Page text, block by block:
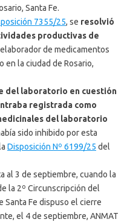
Santa Fe.
7355/25, se resolvió
productivas de
de medicamentos
en la ciudad de Rosario,
del laboratorio en cuestión
registrada como
del laboratorio
sido inhibido por esta
Disposición Nº 6199/25 del
al 3 de septiembre, cuando la
la 2º Circunscripción del
Santa Fe dispuso el cierre
el 4 de septiembre, ANMAT